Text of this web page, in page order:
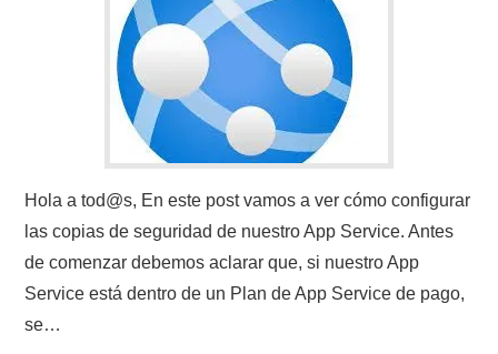
Hola a tod@s, En este post vamos a ver cómo configurar
las copias de seguridad de nuestro App Service. Antes
de comenzar debemos aclarar que, si nuestro App
Service está dentro de un Plan de App Service de pago,
se…